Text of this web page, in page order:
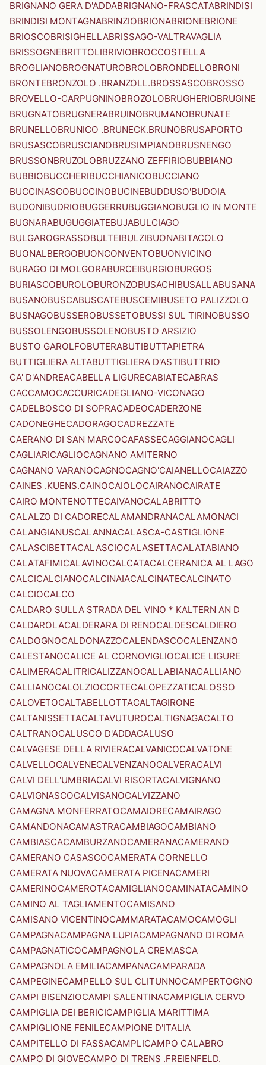
BRIGNANO GERA D'ADDABRIGNANO-FRASCATABRINDISI
BRINDISI MONTAGNABRINZIOBRIONABRIONEBRIONE
BRIOSCOBRISIGHELLABRISSAGO-VALTRAVAGLIA
BRISSOGNEBRITTOLIBRIVIOBROCCOSTELLA
BROGLIANOBROGNATUROBROLOBRONDELLOBRONI
BRONTEBRONZOLO .BRANZOLL.BROSSASCOBROSSO
BROVELLO-CARPUGNINOBROZOLOBRUGHERIOBRUGINE
BRUGNATOBRUGNERABRUINOBRUMANOBRUNATE
BRUNELLOBRUNICO .BRUNECK.BRUNOBRUSAPORTO
BRUSASCOBRUSCIANOBRUSIMPIANOBRUSNENGO
BRUSSONBRUZOLOBRUZZANO ZEFFIRIOBUBBIANO
BUBBIOBUCCHERIBUCCHIANICOBUCCIANO
BUCCINASCOBUCCINOBUCINEBUDDUSO'BUDOIA
BUDONIBUDRIOBUGGERRUBUGGIANOBUGLIO IN MONTE
BUGNARABUGUGGIATEBUJABULCIAGO
BULGAROGRASSOBULTEIBULZIBUONABITACOLO
BUONALBERGOBUONCONVENTOBUONVICINO
BURAGO DI MOLGORABURCEIBURGIOBURGOS
BURIASCOBUROLOBURONZOBUSACHIBUSALLABUSANA
BUSANOBUSCABUSCATEBUSCEMIBUSETO PALIZZOLO
BUSNAGOBUSSEROBUSSETOBUSSI SUL TIRINOBUSSO
BUSSOLENGOBUSSOLENOBUSTO ARSIZIO
BUSTO GAROLFOBUTERABUTIBUTTAPIETRA
BUTTIGLIERA ALTABUTTIGLIERA D'ASTIBUTTRIO
CA' D'ANDREACABELLA LIGURECABIATECABRAS
CACCAMOCACCURICADEGLIANO-VICONAGO
CADELBOSCO DI SOPRACADEOCADERZONE
CADONEGHECADORAGOCADREZZATE
CAERANO DI SAN MARCOCAFASSECAGGIANOCAGLI
CAGLIARICAGLIOCAGNANO AMITERNO
CAGNANO VARANOCAGNOCAGNO'CAIANELLOCAIAZZO
CAINES .KUENS.CAINOCAIOLOCAIRANOCAIRATE
CAIRO MONTENOTTECAIVANOCALABRITTO
CALALZO DI CADORECALAMANDRANACALAMONACI
CALANGIANUSCALANNACALASCA-CASTIGLIONE
CALASCIBETTACALASCIOCALASETTACALATABIANO
CALATAFIMICALAVINOCALCATACALCERANICA AL LAGO
CALCICALCIANOCALCINAIACALCINATECALCINATO
CALCIOCALCO
CALDARO SULLA STRADA DEL VINO * KALTERN AN D
CALDAROLACALDERARA DI RENOCALDESCALDIERO
CALDOGNOCALDONAZZOCALENDASCOCALENZANO
CALESTANOCALICE AL CORNOVIGLIOCALICE LIGURE
CALIMERACALITRICALIZZANOCALLABIANACALLIANO
CALLIANOCALOLZIOCORTECALOPEZZATICALOSSO
CALOVETOCALTABELLOTTACALTAGIRONE
CALTANISSETTACALTAVUTUROCALTIGNAGACALTO
CALTRANOCALUSCO D'ADDACALUSO
CALVAGESE DELLA RIVIERACALVANICOCALVATONE
CALVELLOCALVENECALVENZANOCALVERACALVI
CALVI DELL'UMBRIACALVI RISORTACALVIGNANO
CALVIGNASCOCALVISANOCALVIZZANO
CAMAGNA MONFERRATOCAMAIORECAMAIRAGO
CAMANDONACAMASTRACAMBIAGOCAMBIANO
CAMBIASCACAMBURZANOCAMERANACAMERANO
CAMERANO CASASCOCAMERATA CORNELLO
CAMERATA NUOVACAMERATA PICENACAMERI
CAMERINOCAMEROTACAMIGLIANOCAMINATACAMINO
CAMINO AL TAGLIAMENTOCAMISANO
CAMISANO VICENTINOCAMMARATACAMOCAMOGLI
CAMPAGNACAMPAGNA LUPIACAMPAGNANO DI ROMA
CAMPAGNATICOCAMPAGNOLA CREMASCA
CAMPAGNOLA EMILIACAMPANACAMPARADA
CAMPEGINECAMPELLO SUL CLITUNNOCAMPERTOGNO
CAMPI BISENZIOCAMPI SALENTINACAMPIGLIA CERVO
CAMPIGLIA DEI BERICICAMPIGLIA MARITTIMA
CAMPIGLIONE FENILECAMPIONE D'ITALIA
CAMPITELLO DI FASSACAMPLICAMPO CALABRO
CAMPO DI GIOVECAMPO DI TRENS .FREIENFELD.